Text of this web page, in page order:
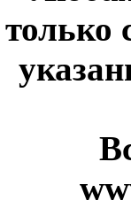
только